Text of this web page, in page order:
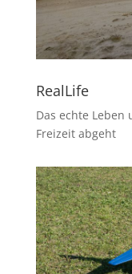
RealLife
Das echte Leben
Freizeit abgeht